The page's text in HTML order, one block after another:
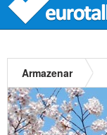
Armazenar